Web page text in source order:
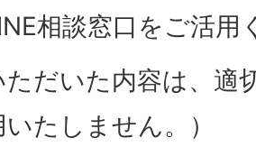
相談窓口をご活用
ただいた内容は、適
たしません。）